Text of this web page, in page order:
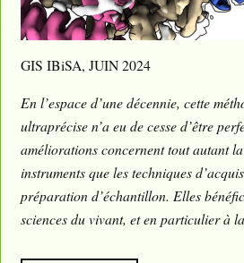
GIS IBiSA, JUIN 2024
En l’espace d’une décennie, cette
ultraprécise n’a eu de cesse d’être
améliorations concernent tout autant
instruments que les techniques
préparation d’échantillon. Elles
sciences du vivant, et en particulier à